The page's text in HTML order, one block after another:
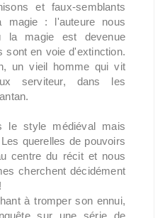
et faux-semblants
magie : l'auteure nous
la magie est devenue
sont en voie d'extinction.
un vieil homme qui vit
serviteur, dans les
le style médiéval mais
querelles de pouvoirs
centre du récit et nous
cherchent décidément
à tromper son ennui,
sur une série de